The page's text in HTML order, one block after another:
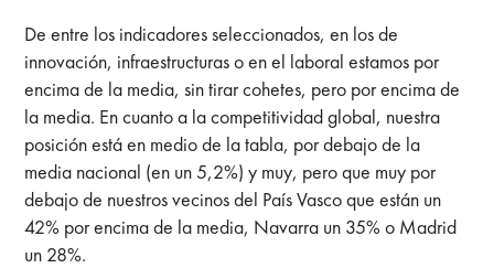
De entre los indicadores seleccionados, en los de
innovación, infraestructuras o en el laboral estamos por
encima de la media, sin tirar cohetes, pero por encima de
la media. En cuanto a la competitividad global, nuestra
posición está en medio de la tabla, por debajo de la
media nacional (en un 5,2%) y muy, pero que muy por
debajo de nuestros vecinos del País Vasco que están un
42% por encima de la media, Navarra un 35% o Madrid
un 28%.